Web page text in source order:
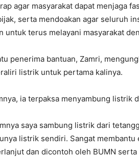
agar masyarakat dapat menjaga
serta mendoakan agar seluruh
untuk terus melayani masyarakat
penerima bantuan, Zamri,
listrik untuk pertama kalinya.
ia terpaksa menyambung listrik
saya sambung listrik dari
listrik sendiri. Sangat
dan dicontoh oleh BUMN